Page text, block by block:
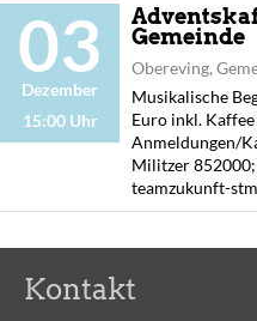
03
Dezember
15:00 Uhr
Gemeinde
Obereving,
Musikalische
Euro inkl.
Anmeldungen/
Militzer 852000;
teamzukunft-
Kontakt